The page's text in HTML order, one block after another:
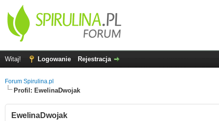
Witaj! Logowanie Rejestracja
Forum Spirulina.pl
Profil: EwelinaDwojak
EwelinaDwojak